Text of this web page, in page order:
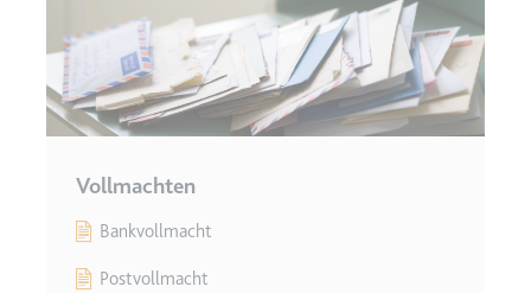
Vollmachten
Bankvollmacht
Postvollmacht